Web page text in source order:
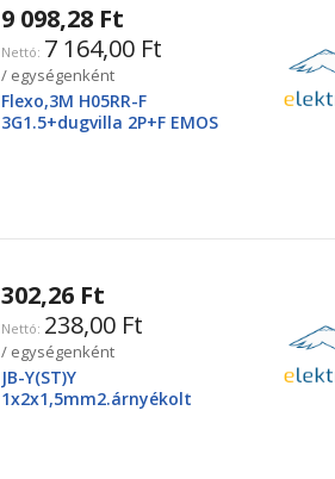
9 098,28 Ft
7 164,00 Ft
/ egységenként
Flexo,3M H05RR-F
3G1.5+dugvilla 2P+F EMOS
302,26 Ft
238,00 Ft
/ egységenként
JB-Y(ST)Y
1x2x1,5mm2.árnyékolt